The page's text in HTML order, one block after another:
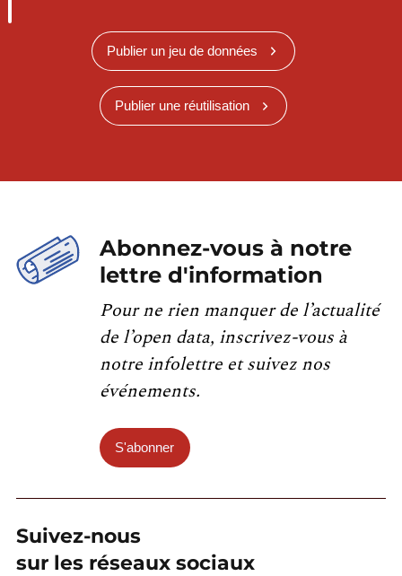
Publier un jeu de données
Publier une réutilisation
Abonnez-vous à notre
lettre d'information
Pour ne rien manquer de l’actualité
de l’open data, inscrivez-vous à
notre infolettre et suivez nos
événements.
S'abonner
Suivez-nous
sur les réseaux sociaux